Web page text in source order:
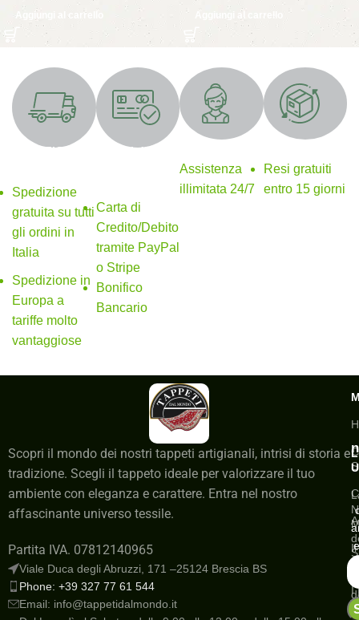
Aggiungi al carrello
SPEDIZIONE
Spedizione
gratuita su tutti
gli ordini in
Italia
Spedizione in
Europa a
tariffe molto
vantaggiose
Metodi di
Carta di
Credito/Debito
tramite PayPal
o Stripe
Bonifico
Bancario
Supporto 24/7
Assistenza
illimitata 24/7
Resi gratuiti
Resi gratuiti
entro 15 giorni
Scopri il mondo dei nostri tappeti artigianali, intrisi di storia e
tradizione. Scegli il tappeto ideale per valorizzare il tuo
ambiente con eleganza e carattere. Entra nel nostro
affascinante universo tessile.
Partita IVA. 07812140965
Viale Duca degli Abruzzi, 171 –25124 Brescia BS
Phone: +39 327 77 61 544
Email: info@tappetidalmondo.it
I